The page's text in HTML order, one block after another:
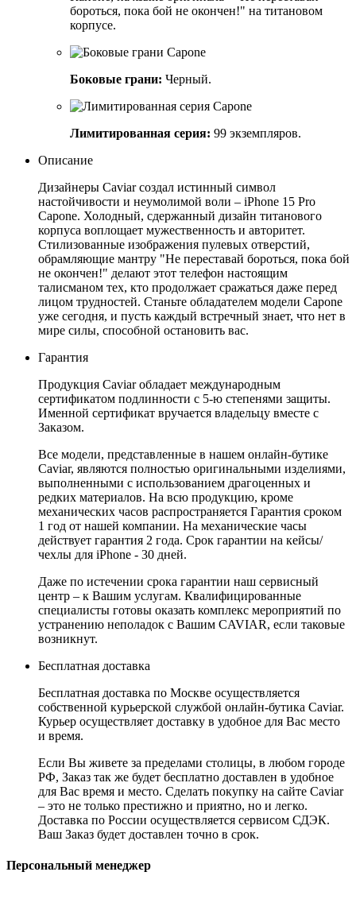
бороться, пока бой не окончен!" на титановом
корпусе.
Боковые грани: Черный.
Лимитированная серия: 99 экземпляров.
Описание
Дизайнеры Caviar создал истинный символ
настойчивости и неумолимой воли – iPhone 15 Pro
Capone. Холодный, сдержанный дизайн титанового
корпуса воплощает мужественность и авторитет.
Стилизованные изображения пулевых отверстий,
обрамляющие мантру "Не переставай бороться, пока бой
не окончен!" делают этот телефон настоящим
талисманом тех, кто продолжает сражаться даже перед
лицом трудностей. Станьте обладателем модели Capone
уже сегодня, и пусть каждый встречный знает, что нет в
мире силы, способной остановить вас.
Гарантия
Продукция Caviar обладает международным
сертификатом подлинности с 5-ю степенями защиты.
Именной сертификат вручается владельцу вместе с
Заказом.
Все модели, представленные в нашем онлайн-бутике
Caviar, являются полностью оригинальными изделиями,
выполненными с использованием драгоценных и
редких материалов. На всю продукцию, кроме
механических часов распространяется Гарантия сроком
1 год от нашей компании. На механические часы
действует гарантия 2 года. Срок гарантии на кейсы/
чехлы для iPhone - 30 дней.
Даже по истечении срока гарантии наш сервисный
центр – к Вашим услугам. Квалифицированные
специалисты готовы оказать комплекс мероприятий по
устранению неполадок с Вашим CAVIAR, если таковые
возникнут.
Бесплатная доставка
Бесплатная доставка по Москве осуществляется
собственной курьерской службой онлайн-бутика Caviar.
Курьер осуществляет доставку в удобное для Вас место
и время.
Если Вы живете за пределами столицы, в любом городе
РФ, Заказ так же будет бесплатно доставлен в удобное
для Вас время и место. Сделать покупку на сайте Caviar
– это не только престижно и приятно, но и легко.
Доставка по России осуществляется сервисом СДЭК.
Ваш Заказ будет доставлен точно в срок.
Персональный менеджер